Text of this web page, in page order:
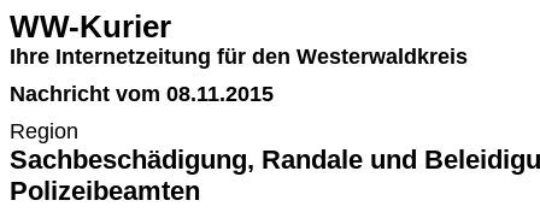
WW-Kurier
Ihre Internetzeitung für den Westerwaldkreis
Nachricht vom 08.11.2015
Region
Sachbeschädigung, Randale und
Polizeibeamten